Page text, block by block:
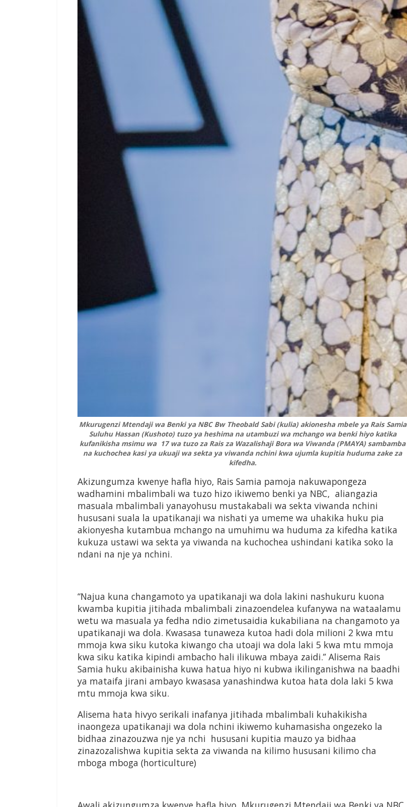
Mkurugenzi Mtendaji wa Benki ya NBC Bw Theobald Sabi (kulia) akionesha mbele ya Rais Samia
Suluhu Hassan (Kushoto) tuzo ya heshima na utambuzi wa mchango wa benki hiyo katika
kufanikisha msimu wa 17 wa tuzo za Rais za Wazalishaji Bora wa Viwanda (PMAYA) sambamba
na kuchochea kasi ya ukuaji wa sekta ya viwanda nchini kwa ujumla kupitia huduma zake za
kifedha.
Akizungumza kwenye hafla hiyo, Rais Samia pamoja nakuwapongeza
wadhamini mbalimbali wa tuzo hizo ikiwemo benki ya NBC, aliangazia
masuala mbalimbali yanayohusu mustakabali wa sekta viwanda nchini
hususani suala la upatikanaji wa nishati ya umeme wa uhakika huku pia
akionyesha kutambua mchango na umuhimu wa huduma za kifedha katika
kukuza ustawi wa sekta ya viwanda na kuchochea ushindani katika soko la
ndani na nje ya nchini.
“Najua kuna changamoto ya upatikanaji wa dola lakini nashukuru kuona
kwamba kupitia jitihada mbalimbali zinazoendelea kufanywa na wataalamu
wetu wa masuala ya fedha ndio zimetusaidia kukabiliana na changamoto ya
upatikanaji wa dola. Kwasasa tunaweza kutoa hadi dola milioni 2 kwa mtu
mmoja kwa siku kutoka kiwango cha utoaji wa dola laki 5 kwa mtu mmoja
kwa siku katika kipindi ambacho hali ilikuwa mbaya zaidi.’’ Alisema Rais
Samia huku akibainisha kuwa hatua hiyo ni kubwa ikilinganishwa na baadhi
ya mataifa jirani ambayo kwasasa yanashindwa kutoa hata dola laki 5 kwa
mtu mmoja kwa siku.
Alisema hata hivyo serikali inafanya jitihada mbalimbali kuhakikisha
inaongeza upatikanaji wa dola nchini ikiwemo kuhamasisha ongezeko la
bidhaa zinazouzwa nje ya nchi hususani kupitia mauzo ya bidhaa
zinazozalishwa kupitia sekta za viwanda na kilimo hususani kilimo cha
mboga mboga (horticulture)